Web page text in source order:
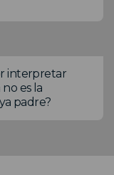
interpretar
es la
padre?